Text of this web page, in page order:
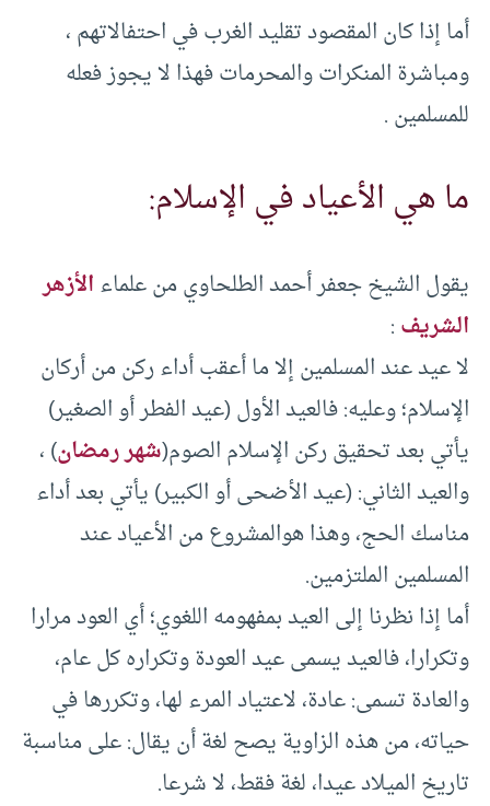
أما إذا كان المقصود تقليد الغرب في احتفالاتهم ،
ومباشرة المنكرات والمحرمات فهذا لا يجوز فعله
للمسلمين .
ما هي الأعياد في الإسلام:
يقول الشيخ جعفر أحمد الطلحاوي من علماءالأزهر
الشريف:
لا عيد عند المسلمين إلا ما أعقب أداء ركن من أركان
الإسلام؛ وعليه: فالعيد الأول (عيد الفطر أو الصغير)
يأتي بعد تحقيق ركن الإسلام الصوم(شهر رمضان) ،
والعيد الثاني: (عيد الأضحى أو الكبير) يأتي بعد أداء
مناسك الحج، وهذا هوالمشروع من الأعياد عند
المسلمين الملتزمين.
أما إذا نظرنا إلى العيد بمفهومه اللغوي؛ أي العود مرارا
وتكرارا، فالعيد يسمى عيد العودة وتكراره كل عام،
والعادة تسمى: عادة، لاعتياد المرء لها، وتكررها في
حياته، من هذه الزاوية يصح لغة أن يقال: على مناسبة
تاريخ الميلاد عيدا، لغة فقط، لا شرعا.